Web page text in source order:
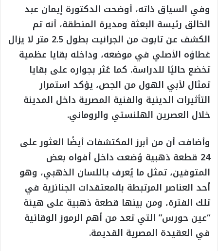
وفي السياق ذاته، أوضحت الدكتورة إيمان عبد
الخالق رئيسة البعثة ومديرة المنطقة، أنه تم
الكشف عن تابوت من الجرانيت بطول 2.5 متر لا يزال
غطاؤه الأصلي في موضعه، وداخله بقايا عظمية
تخضع حاليًا للدراسة. كما عُثر بجواره على بقايا
تمثال لأبي الهول من الجص، يؤكد استمرار
التأثيرات الدينية والفنية المصرية داخل المدينة
خلال العصرين الهلنستي والروماني.
وأضافت أن من أبرز المكتشفات أيضًا العثور على
24 قطعة ذهبية وُضعت داخل أفواه بعض
المتوفين، تمثل ما يُعرف بـاللسان الذهبي، وهو
أحد العناصر المرتبطة بالمعتقدات الجنائزية في
تلك الفترة، ومن بينها قطعة ذهبية على هيئة
“عين حورس” التي تعد من أهم الرموز الوقائية
في العقيدة المصرية القديمة.